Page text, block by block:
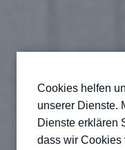
Cookies helfen
unserer Dienste.
Dienste erklären
dass wir Cookies